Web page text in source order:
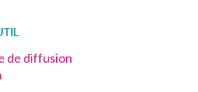
de diffusion